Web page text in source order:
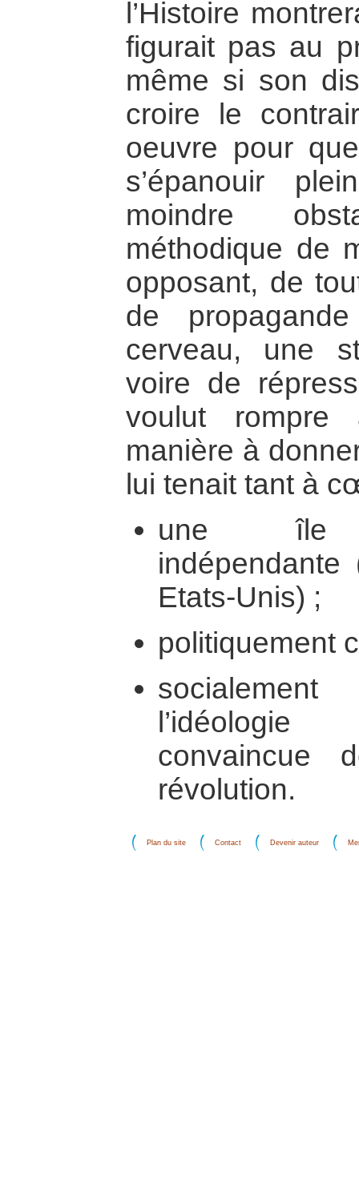
l’Histoire
figurait pas au
même si son
croire le
oeuvre pour
s’épanouir
moindre
méthodique de
opposant, de
de
cerveau, une
voire de
voulut
manière à
lui tenait tant à
une île
Etats-Unis) ;
politiquement
convaincue
révolution.
Plan du site Contact Devenir auteur